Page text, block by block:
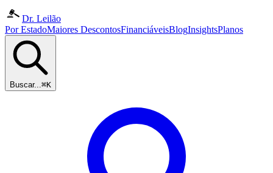
Dr. Leilão
Por EstadoMaiores DescontosFinanciáveisBlogInsightsPlanos
Buscar...⌘K